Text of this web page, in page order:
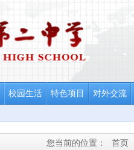
校园生活 特色项目 对外交流
您当前的位置： 首页